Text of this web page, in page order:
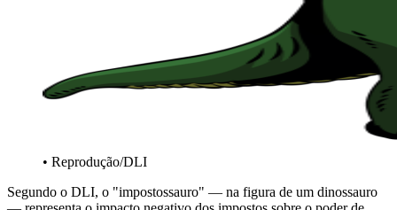
• Reprodução/DLI
Segundo o DLI, o "impostossauro" — na figura de um dinossauro